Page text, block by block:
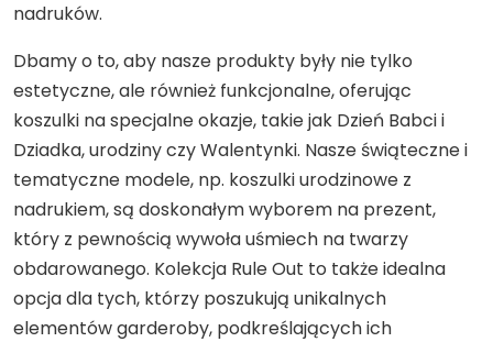
nadruków.
Dbamy o to, aby nasze produkty były nie tylko
estetyczne, ale również funkcjonalne, oferując
koszulki na specjalne okazje, takie jak Dzień Babci i
Dziadka, urodziny czy Walentynki. Nasze świąteczne i
tematyczne modele, np. koszulki urodzinowe z
nadrukiem, są doskonałym wyborem na prezent,
który z pewnością wywoła uśmiech na twarzy
obdarowanego. Kolekcja Rule Out to także idealna
opcja dla tych, którzy poszukują unikalnych
elementów garderoby, podkreślających ich